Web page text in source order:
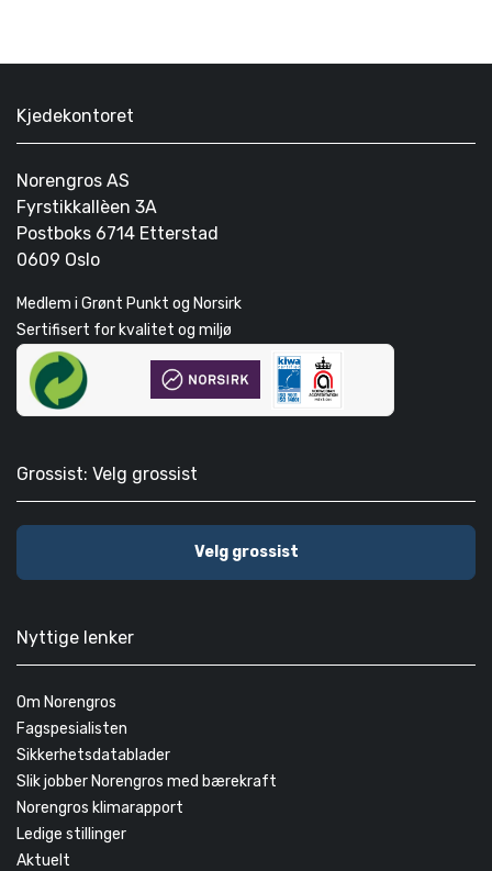
Kjedekontoret
Norengros AS
Fyrstikkallèen 3A
Postboks 6714 Etterstad
0609 Oslo
Medlem i Grønt Punkt og Norsirk
Sertifisert for kvalitet og miljø
Grossist: Velg grossist
Velg grossist
Nyttige lenker
Om Norengros
Fagspesialisten
Sikkerhetsdatablader
Slik jobber Norengros med bærekraft
Norengros klimarapport
Ledige stillinger
Aktuelt